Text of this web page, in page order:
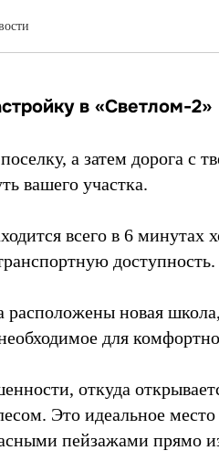
2»
в «Светлом-2»
а затем дорога с
вашего участка.
всего в 6 минутах
доступность.
новая
для
откуда
Это идеальное место
пейзажами прямо